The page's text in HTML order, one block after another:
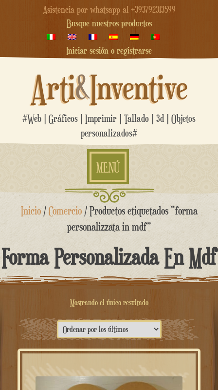
Asistencia por whatsapp al +393792313599
Busque nuestros productos
Iniciar sesión o registrarse
Arti&Inventive
#Web | Gráficos | Imprimir | Tallado | 3d | Objetos
personalizados#
MENÚ
saltar
Inicio/Comercio/ Productos etiquetados “forma
personalizzata in mdf”
Forma Personalizada En Mdf
Mostrando el único resultado